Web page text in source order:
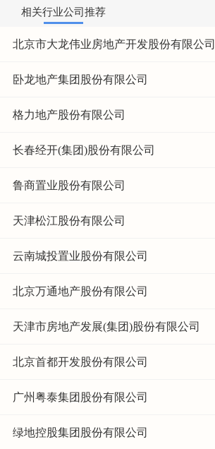
相关行业公司推荐
北京市大龙伟业房地产开发股份有限公司
卧龙地产集团股份有限公司
格力地产股份有限公司
长春经开(集团)股份有限公司
鲁商置业股份有限公司
天津松江股份有限公司
云南城投置业股份有限公司
北京万通地产股份有限公司
天津市房地产发展(集团)股份有限公司
北京首都开发股份有限公司
广州粤泰集团股份有限公司
绿地控股集团股份有限公司